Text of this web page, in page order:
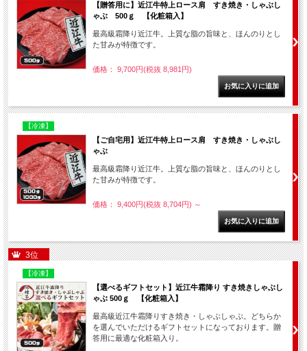
【贈答用に】近江牛特上ロース肩 すき焼き・しゃぶし
ゃぶ 500ｇ 【化粧箱入】
最高級霜降り近江牛。上質な脂の旨味と、ほんのりとし
た甘みが特徴です。
価格： 9,700円(税抜 8,981円)
【冷凍】
【ご自宅用】近江牛特上ロース肩 すき焼き・しゃぶし
ゃぶ
最高級霜降り近江牛。上質な脂の旨味と、ほんのりとし
た甘みが特徴です。
価格： 9,400円(税抜 8,704円) ～
3位
【冷凍】
【選べるギフトセット】近江牛霜降り すき焼きしゃぶし
ゃぶ 500ｇ 【化粧箱入】
最高級近江牛霜降りすき焼き・しゃぶしゃぶ。どちらか
を選んでいただけるギフトセットになっております。贈
答用に最適な化粧箱入り。